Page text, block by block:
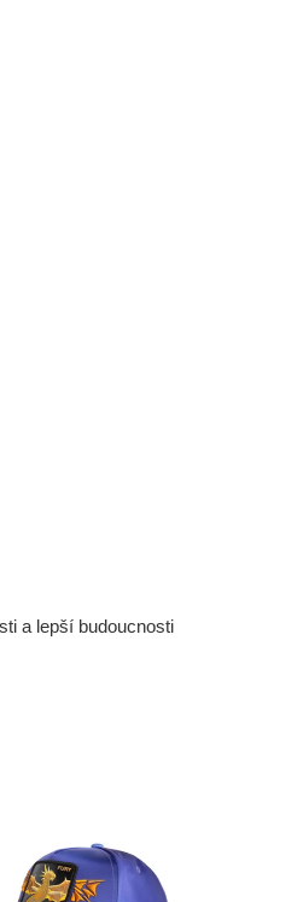
a lepší budoucnosti